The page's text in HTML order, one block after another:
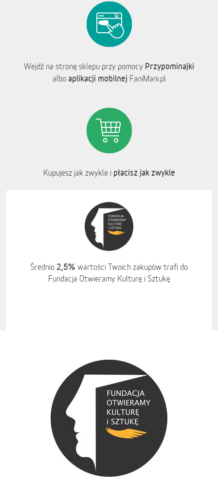
Wejdź na stronę sklepu przy pomocy Przypominajki
albo aplikacji mobilnej FaniMani.pl
Kupujesz jak zwykle i płacisz jak zwykle
Średnio 2,5% wartości Twoich zakupów trafi do
Fundacja Otwieramy Kulturę i Sztukę